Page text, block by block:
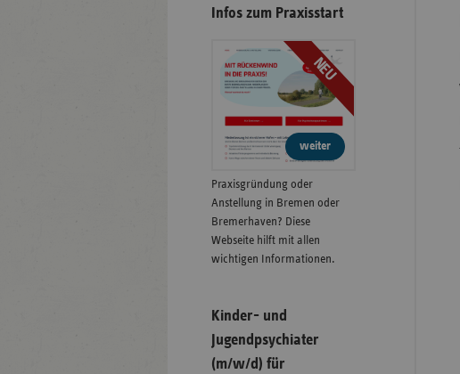
Infos zum Praxisstart
NEU
weiter
Praxisgründung oder
Anstellung in Bremen oder
Bremerhaven? Diese
Webseite hilft mit allen
wichtigen Informationen.
Kinder- und
Jugendpsychiater
(m/w/d) für